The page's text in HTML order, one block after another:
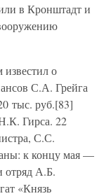
в Кронштадт и
о
С.А. Грейга
тыс. руб.[83]
Гирса. 22
С.С.
к концу мая —
отряд А.Б.
«Князь